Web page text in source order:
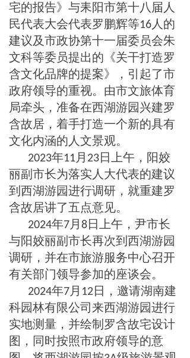
宅的报告》与耒阳市第十八届人
民代表大会代表罗鹏辉等16 人的
建议及市政协第十一届委员会朱
文科等委员提出的《关干打造罗
含文化品牌的提案》，引起了市
政府领导的重视。由市文旅体育
局牵头，准备在西湖游园兴建罗
含故居，着手打造一个新的具有
文化内涵的人文景观。
2023年11 月 23 日上午，阳姣
丽副市长为落实人大代表的建议
到西湖游园进行调研，就重建罗
含故居讲了五点意见。
2024年7 月 8 日上午，尹市长
与阳姣丽副市长再次到西湖游园
调研，并在市旅游服务中心召开
有关部门领导参加的座谈会。
2024年7 月 12 日，邀请湖南建
科园林有限公司来西湖游园进行
实地测量，并绘制罗含故宅设计
图，同时按照市政府领导的意